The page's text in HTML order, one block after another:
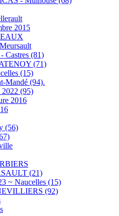
2015
Castres (81)
(71)
(15)
Mandé (94).
(95)
2016
(56)
(21)
~ Naucelles (15)
(92)